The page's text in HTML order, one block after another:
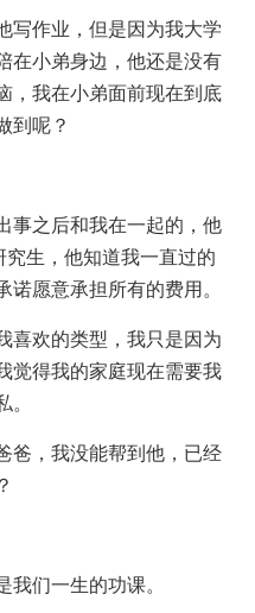
作业，但是因为我大学
在小弟身边，他还是没有
，我在小弟面前现在到底
到呢？
之后和我在一起的，他
生，他知道我一直过的
愿意承担所有的费用。
欢的类型，我只是因为
觉得我的家庭现在需要我
。
，我没能帮到他，已经
们一生的功课。